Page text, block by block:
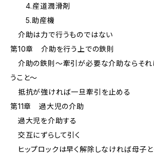
4.産道潤滑剤
5.助産機
介助は力で行うものではない
第10章 介助を行う上での鉄則
介助の鉄則～牽引が必要な介助ならそれ
うこと～
抵抗が強ければ一旦牽引を止める
第11章 過大児の介助
過大児を介助する
交互にずらして引く
ヒップロックは早く解除しなければ母子